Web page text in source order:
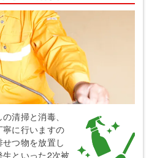
清掃と消毒、
に行いますの
つ物を放置し
といった2次被